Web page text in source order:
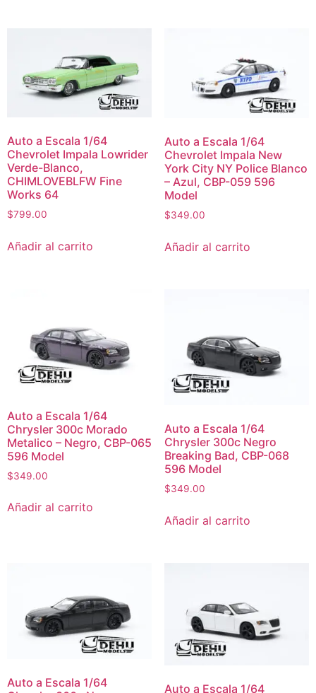
Auto a Escala 1/64
Chevrolet Impala Lowrider
Verde-Blanco,
CHIMLOVEBLFW Fine
Works 64
$799.00
Añadir al carrito
Auto a Escala 1/64
Chevrolet Impala New
York City NY Police Blanco
– Azul, CBP-059 596
Model
$349.00
Añadir al carrito
Auto a Escala 1/64
Chrysler 300c Morado
Metalico – Negro, CBP-065
596 Model
$349.00
Añadir al carrito
Auto a Escala 1/64
Chrysler 300c Negro
Breaking Bad, CBP-068
596 Model
$349.00
Añadir al carrito
Auto a Escala 1/64
Auto a Escala 1/64